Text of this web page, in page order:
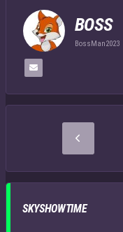
BOSS
BossMan2023
SKYSHOWTIME